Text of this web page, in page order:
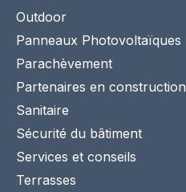
Outdoor
Panneaux Photovoltaïques
Parachèvement
Partenaires en construction
Sanitaire
Sécurité du bâtiment
Services et conseils
Terrasses